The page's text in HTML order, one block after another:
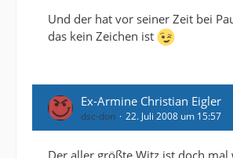
Und der hat vor seiner Zeit bei
das kein Zeichen ist
Ex-Armine Christian Eigler
dsc-don 22. Juli 2008 um 15:57